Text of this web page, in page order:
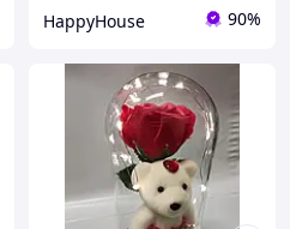
HappyHouse 90%